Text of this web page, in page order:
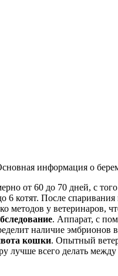
информация о
от 60 до 70 дней, с
6 котят. После
методов у ветеринаров,
. Аппарат, с
наличие эмбрионов
кошки. Опытный
лучше всего делать